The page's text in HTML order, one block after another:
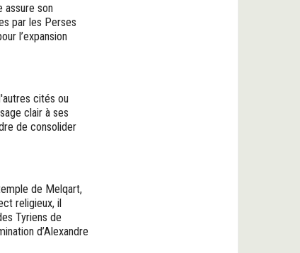
assure son
par les Perses
l’expansion
cités ou
clair à ses
de consolider
de Melqart,
religieux, il
Tyriens de
d’Alexandre